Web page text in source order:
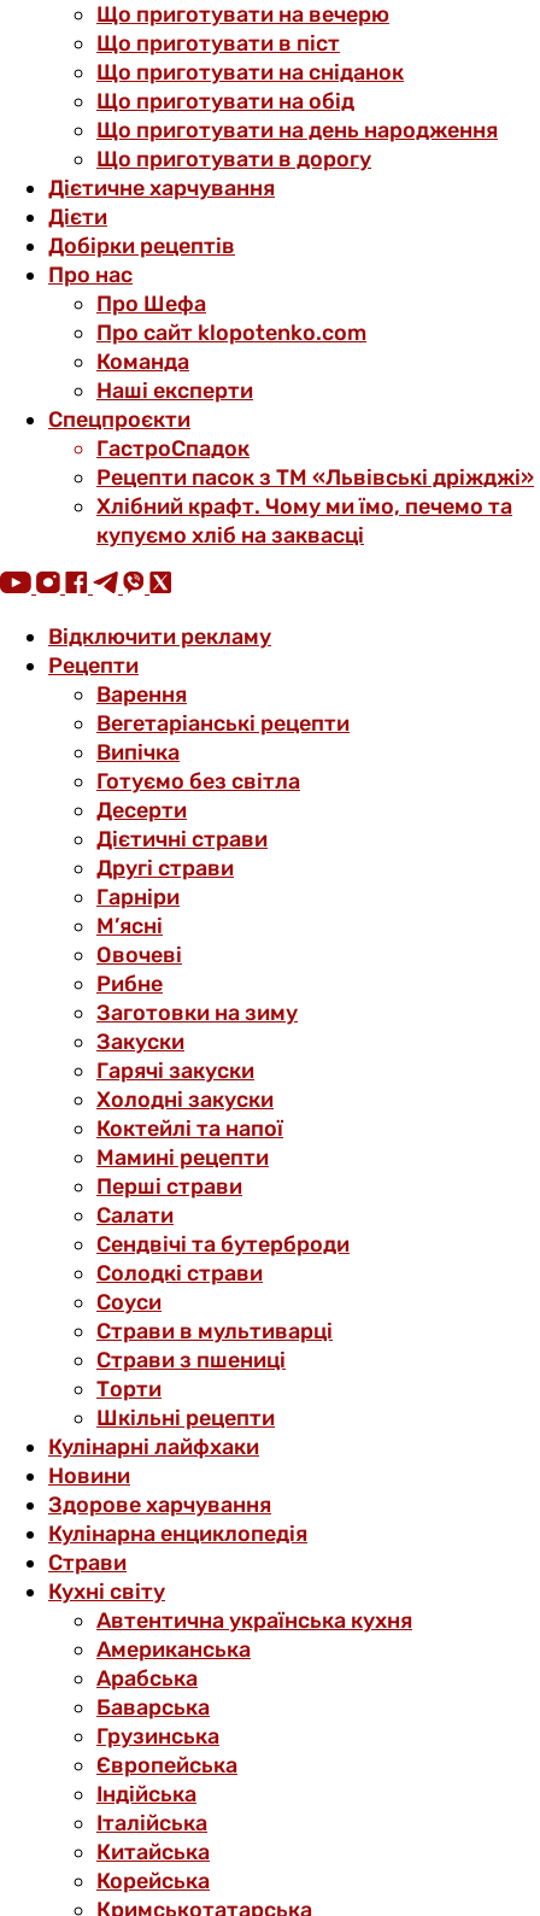
Що приготувати на вечерю
Що приготувати в піст
Що приготувати на сніданок
Що приготувати на обід
Що приготувати на день народження
Що приготувати в дорогу
Дієтичне харчування
Дієти
Добірки рецептів
Про нас
Про Шефа
Про сайт klopotenko.com
Команда
Наші експерти
Спецпроєкти
ГастроСпадок
Рецепти пасок з ТМ «Львівські дріжджі»
Хлібний крафт. Чому ми їмо, печемо та
купуємо хліб на заквасці
Відключити рекламу
Рецепти
Варення
Вегетаріанські рецепти
Випічка
Готуємо без світла
Десерти
Дієтичні страви
Другі страви
Гарніри
М’ясні
Овочеві
Рибне
Заготовки на зиму
Закуски
Гарячі закуски
Холодні закуски
Коктейлі та напої
Мамині рецепти
Перші страви
Салати
Сендвічі та бутерброди
Солодкі страви
Соуси
Страви в мультиварці
Страви з пшениці
Торти
Шкільні рецепти
Кулінарні лайфхаки
Новини
Здорове харчування
Кулінарна енциклопедія
Страви
Кухні світу
Автентична українська кухня
Американська
Арабська
Баварська
Грузинська
Європейська
Індійська
Італійська
Китайська
Корейська
Кримськотатарська